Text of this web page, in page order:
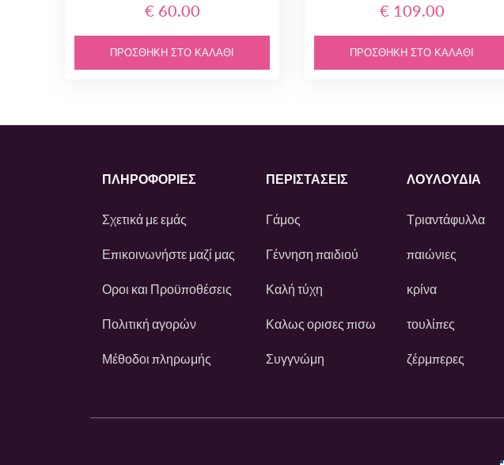
€ 60.00
ΠΡΟΣΘΉΚΗ ΣΤΟ ΚΑΛΆΘΙ
€ 109.00
ΠΡΟΣΘΉΚΗ ΣΤΟ ΚΑΛΆΘΙ
ΠΛΗΡΟΦΟΡΙΕΣ
Σχετικά με εμάς
Επικοινωνήστε μαζί μας
Οροι και Προϋποθέσεις
Πολιτική αγορών
Μέθοδοι πληρωμής
ΠΕΡΙΣΤΆΣΕΙΣ
Γάμος
Γέννηση παιδιού
Καλή τύχη
Καλως ορισες πισω
Συγγνώμη
ΛΟΥΛΟΎΔΙΑ
Τριαντάφυλλα
παιώνιες
κρίνα
τουλίπες
ζέρμπερες